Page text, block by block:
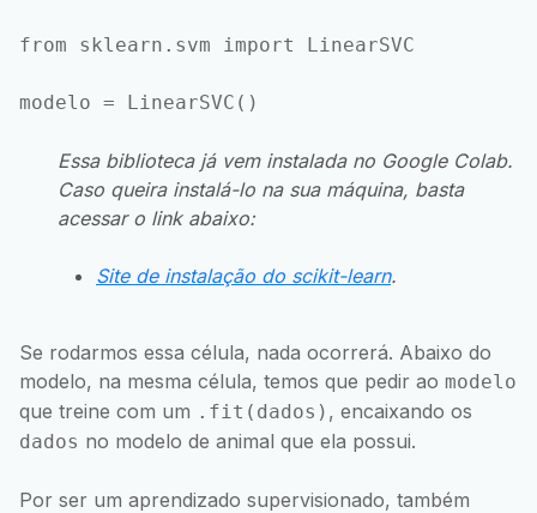
from sklearn.svm import LinearSVC
Essa biblioteca já vem instalada no Google Colab.
Caso queira instalá-lo na sua máquina, basta
acessar o link abaixo:
Site de instalação do scikit-learn.
Se rodarmos essa célula, nada ocorrerá. Abaixo do
modelo, na mesma célula, temos que pedir ao modelo
que treine com um .fit(dados) , encaixando os
dados no modelo de animal que ela possui.
Por ser um aprendizado supervisionado, também